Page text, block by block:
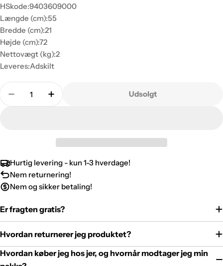
HSkode:9403609000
Længde (cm):55
Bredde (cm):21
Højde (cm):72
Nettovægt (kg):2
Leveres:Adskilt
Antal
Udsolgt
Hurtig levering - kun 1-3 hverdage!
Nem returnering!
Nem og sikker betaling!
Er fragten gratis?
Hvordan returnerer jeg produktet?
Hvordan køber jeg hos jer, og hvornår modtager jeg min